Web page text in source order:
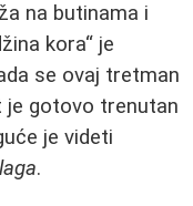
na butinama i
kora“ je
se ovaj tretman
je gotovo trenutan
je videti
.